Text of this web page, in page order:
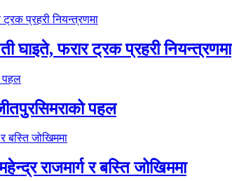
घाइते, फरार ट्रक प्रहरी नियन्त्रणमा
पहल
राजमार्ग र बस्ति जोखिममा